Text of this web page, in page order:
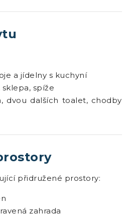
a jídelny s kuchyní
sklepa, spíže
dvou dalších toalet, chodby
přidružené prostory:
zahrada